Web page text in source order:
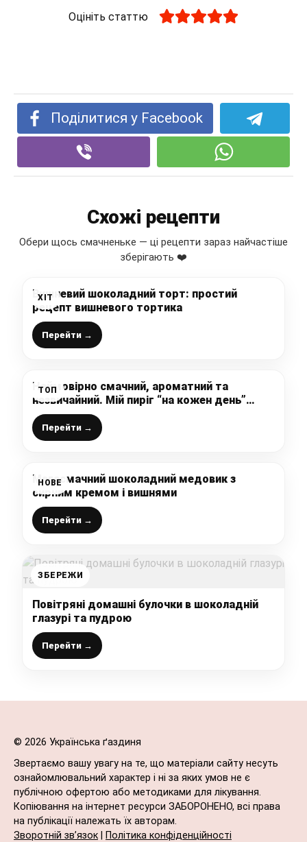
Оцініть статтю
Поділитися у Facebook
Схожі рецепти
Обери щось смачненьке — ці рецепти зараз найчастіше
зберігають ❤️
ХІТ
Вишневий шоколадний торт: простий
рецепт вишневого тортика
Перейти →
ТОП
Неймовірно смачний, ароматний та
незвичайний. Мій пиріг “на кожен день”
готується просто, швидко і без зайвих
проблем
Перейти →
НОВЕ
Мегасмачний шоколадний медовик з
сирним кремом і вишнями
Перейти →
ЗБЕРЕЖИ
Повітряні домашні булочки в шоколадній
глазурі та пудрою
Перейти →
© 2026 Українська ґаздиня
Звертаємо вашу увагу на те, що матеріали сайту несуть
ознайомлювальний характер і ні за яких умов не є
публічною офертою або методиками для лікування.
Копіювання на інтернет ресурси ЗАБОРОНЕНО, всі права
на публікації належать їх авторам.
Зворотній зв’язок
Політика конфіденційності